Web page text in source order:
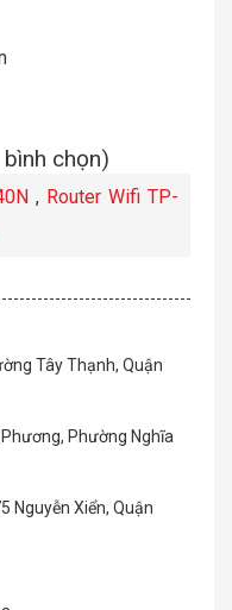
chọn)
, Router Wifi TP-
Tây Thạnh, Quận
Phường Nghĩa
Nguyễn Xiển, Quận